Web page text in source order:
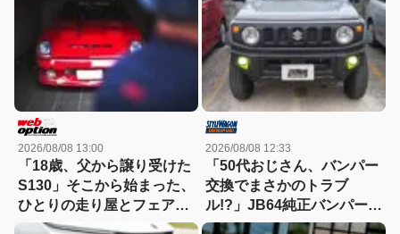
2026/08/08 13:00
「18歳、父から譲り受けた
S130」そこから始まった、
ひとりの走り屋とフェアレ
ディZの物語
2026/08/08 12:33
「50代おじさん、バンパー
交換でまさかのトラブ
ル!?」JB64純正バンパー流
用に挑戦したら、センサー